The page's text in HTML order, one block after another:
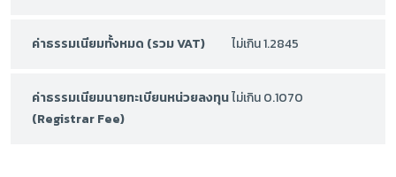
ค่าธรรมเนียมทั้งหมด (รวม VAT) ไม่เกิน 1.2845
ค่าธรรมเนียมนายทะเบียนหน่วยลงทุน
(Registrar Fee)
ไม่เกิน 0.1070